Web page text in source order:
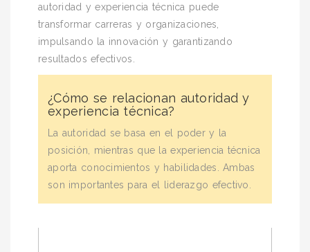
autoridad y experiencia técnica puede
transformar carreras y organizaciones,
impulsando la innovación y garantizando
resultados efectivos.
¿Cómo se relacionan autoridad y
experiencia técnica?
La autoridad se basa en el poder y la
posición, mientras que la experiencia técnica
aporta conocimientos y habilidades. Ambas
son importantes para el liderazgo efectivo.